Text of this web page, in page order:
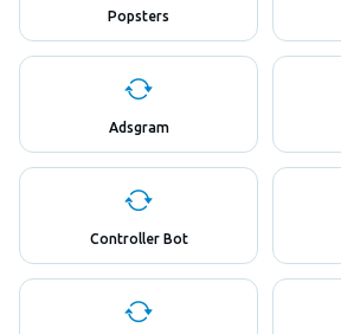
Popsters
Adsgram
Controller Bot